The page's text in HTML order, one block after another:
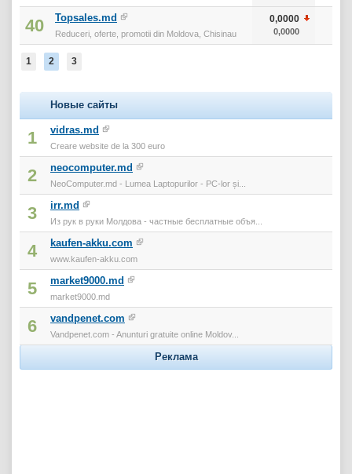
40 Topsales.md
Reduceri, oferte, promotii din Moldova, Chisinau
0,0000
0,0000
1 2 3
Новые сайты
1 vidras.md
Creare website de la 300 euro
2 neocomputer.md
NeoComputer.md - Lumea Laptopurilor - PC-lor și...
3 irr.md
Из рук в руки Молдова - частные бесплатные объя...
4 kaufen-akku.com
www.kaufen-akku.com
5 market9000.md
market9000.md
6 vandpenet.com
Vandpenet.com - Anunturi gratuite online Moldov...
Реклама